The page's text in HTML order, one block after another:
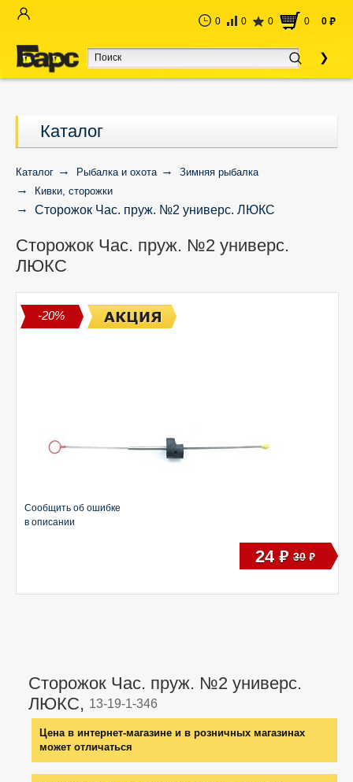
0 0 0 0 0 руб
Каталог
Каталог Рыбалка и охота
Зимняя рыбалка
Кивки, сторожки
Сторожок Час. пруж. №2 универс. ЛЮКС
Сторожок Час. пруж. №2 универс.
ЛЮКС
-20%
Сторожок Час. пруж. №2 универс.
ЛЮКС, 13-19-1-346
Цена в интернет-магазине и в розничных магазинах
может отличаться
Сообщить об ошибке
в описании
24 руб 30 руб